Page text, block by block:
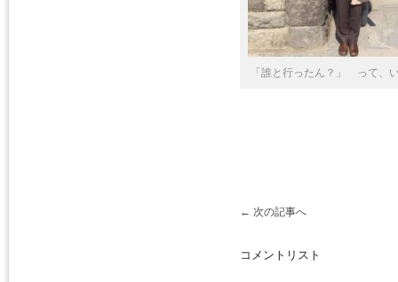
「誰と行ったん？」 って、
← 次の記事へ
コメントリスト